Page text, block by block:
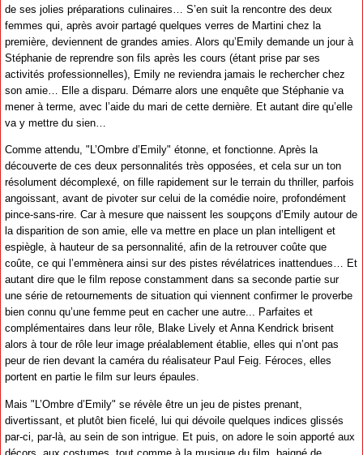
de ses jolies préparations culinaires… S’en suit la rencontre des deux
femmes qui, après avoir partagé quelques verres de Martini chez la
première, deviennent de grandes amies. Alors qu’Emily demande un jour à
Stéphanie de reprendre son fils après les cours (étant prise par ses
activités professionnelles), Emily ne reviendra jamais le rechercher chez
son amie… Elle a disparu. Démarre alors une enquête que Stéphanie va
mener à terme, avec l’aide du mari de cette dernière. Et autant dire qu’elle
va y mettre du sien…
Comme attendu, "L’Ombre d’Emily" étonne, et fonctionne. Après la
découverte de ces deux personnalités très opposées, et cela sur un ton
résolument décomplexé, on fille rapidement sur le terrain du thriller, parfois
angoissant, avant de pivoter sur celui de la comédie noire, profondément
pince-sans-rire. Car à mesure que naissent les soupçons d’Emily autour de
la disparition de son amie, elle va mettre en place un plan intelligent et
espiègle, à hauteur de sa personnalité, afin de la retrouver coûte que
coûte, ce qui l’emmènera ainsi sur des pistes révélatrices inattendues… Et
autant dire que le film repose constamment dans sa seconde partie sur
une série de retournements de situation qui viennent confirmer le proverbe
bien connu qu’une femme peut en cacher une autre... Parfaites et
complémentaires dans leur rôle, Blake Lively et Anna Kendrick brisent
alors à tour de rôle leur image préalablement établie, elles qui n’ont pas
peur de rien devant la caméra du réalisateur Paul Feig. Féroces, elles
portent en partie le film sur leurs épaules.
Mais "L’Ombre d’Emily" se révèle être un jeu de pistes prenant,
divertissant, et plutôt bien ficelé, lui qui dévoile quelques indices glissés
par-ci, par-là, au sein de son intrigue. Et puis, on adore le soin apporté aux